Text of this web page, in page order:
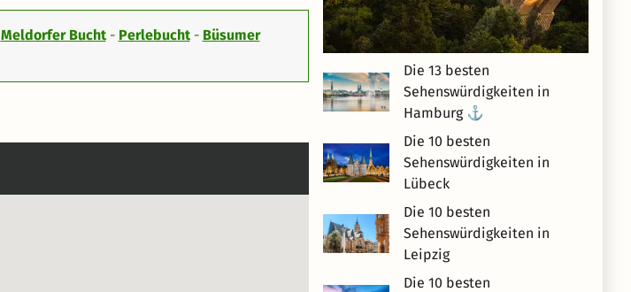
Meldorfer Bucht- Perlebucht- Büsumer
Die 13 besten
Sehenswürdigkeiten in
Hamburg ⚓
Die 10 besten
Sehenswürdigkeiten in
Lübeck
Die 10 besten
Sehenswürdigkeiten in
Leipzig
Die 10 besten